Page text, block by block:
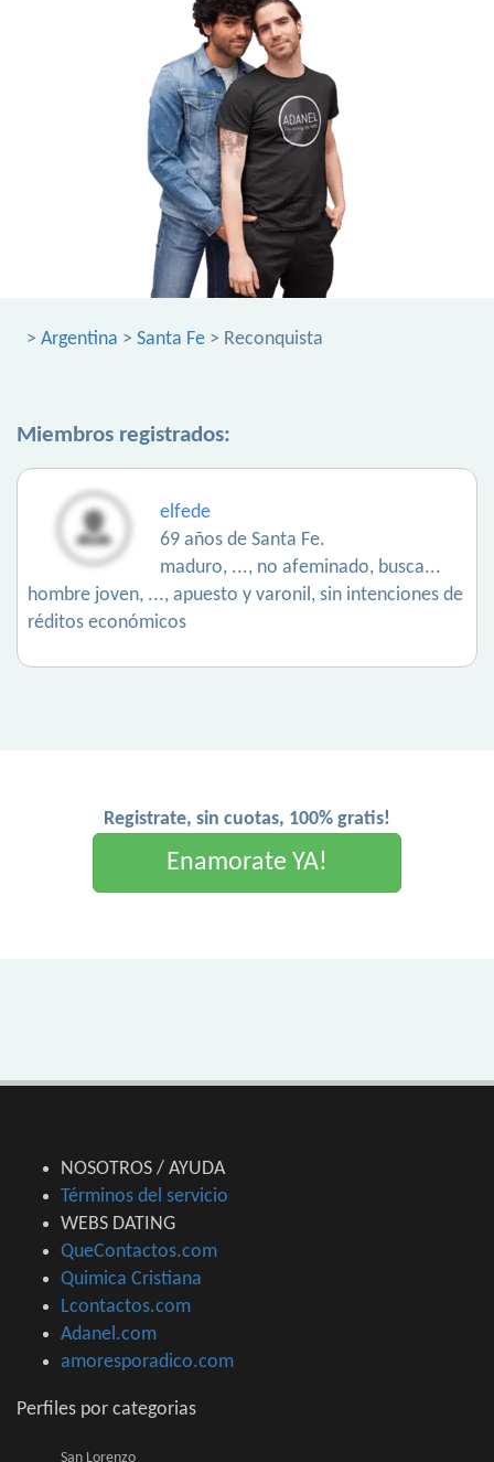
> Argentina > Santa Fe > Reconquista
Miembros registrados:
elfede
69 años de Santa Fe.
maduro, ..., no afeminado, busca...
hombre joven, ..., apuesto y varonil, sin intenciones de
réditos económicos
Registrate, sin cuotas, 100% gratis!
Enamorate YA!
NOSOTROS / AYUDA
Términos del servicio
WEBS DATING
QueContactos.com
Quimica Cristiana
Lcontactos.com
Adanel.com
amoresporadico.com
Perfiles por categorias
San Lorenzo